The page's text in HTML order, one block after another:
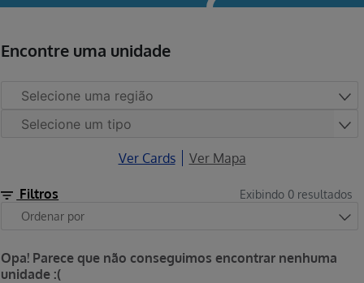
Encontre uma unidade
Ver Cards Ver Mapa
Filtros Exibindo 0 resultados
Opa! Parece que não conseguimos encontrar nenhuma
unidade :(